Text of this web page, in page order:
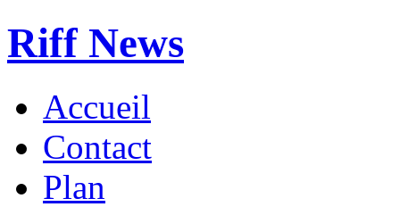
Riff News
Accueil
Contact
Plan